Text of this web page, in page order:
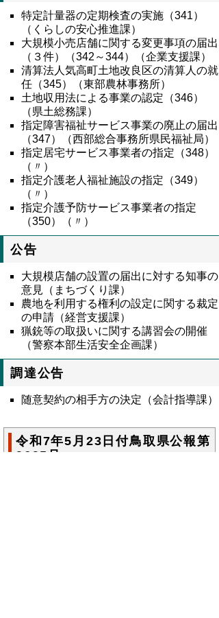
特定計量器の定期検査の実施（341）
（くらしの安心推進課）
大規模小売店舗に関する変更事項の届出
（３件）（342 ～344）（企業支援課）
清算法人気高町土地改良区の清算人の就
任（345）（東部農林事務所）
土地収用法による事業の認定（346）
（県土総務課）
指定障害福祉サービス事業の廃止の届出
（347）（西部総合事務所県民福祉局）
指定居宅サービス事業者の指定（348）
（〃）
指定介護老人福祉施設の指定（349）
（〃）
指定介護予防サービス事業者の指定
（350）（〃）
公告
大規模店舗の設置の届出に対する知事の
意見（まちづくり課）
農地を利用する権利の設定に関する裁定
の申請（経営支援課）
猟銃等の取扱いに関する講習会の開催
（警察本部生活安全企画課）
調達公告
随意契約の相手方の決定（会計指導課）
令和7年5月23日付鳥取県公報第
9695号